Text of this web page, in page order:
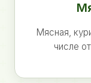
Мясная,
числе